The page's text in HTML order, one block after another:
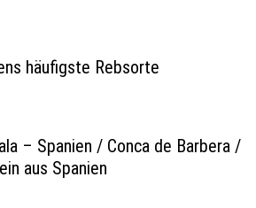
häufigste Rebsorte
– Spanien / Conca de Barbera /
aus Spanien